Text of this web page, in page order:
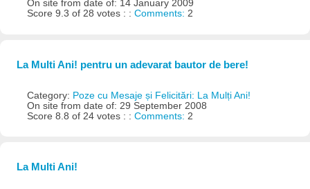
On site from date of: 14 January 2009
Score 9.3 of 28 votes : : Comments: 2
La Multi Ani! pentru un adevarat bautor de bere!
Category: Poze cu Mesaje și Felicitări: La Mulți Ani!
On site from date of: 29 September 2008
Score 8.8 of 24 votes : : Comments: 2
La Multi Ani!